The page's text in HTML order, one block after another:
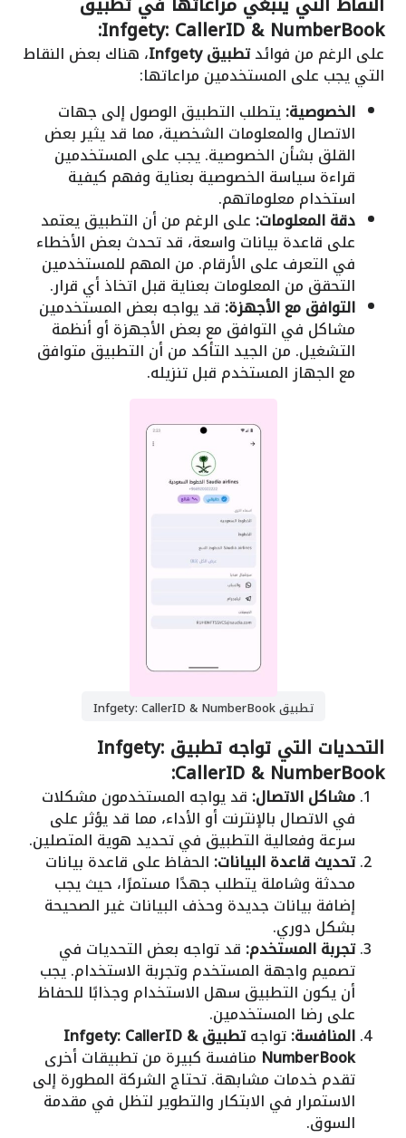
Infgety: CallerID & NumberBook:
على الرغم من فوائدتطبيق Infgety ، هناك بعض النقاط
التي يجب على المستخدمين مراعاتها:
الخصوصية:يتطلب التطبيق الوصول إلى جهات
الاتصال والمعلومات الشخصية، مما قد يثير بعض
القلق بشأن الخصوصية. يجب على المستخدمين
قراءة سياسة الخصوصية بعناية وفهم كيفية
استخدام معلوماتهم.
دقة المعلومات: على الرغم من أن التطبيق يعتمد
على قاعدة بيانات واسعة، قد تحدث بعض الأخطاء
في التعرف على الأرقام. من المهم للمستخدمين
التحقق من المعلومات بعناية قبل اتخاذ أي قرار.
التوافق مع الأجهزة: قد يواجه بعض المستخدمين
مشاكل في التوافق مع بعض الأجهزة أو أنظمة
التشغيل. من الجيد التأكد من أن التطبيق متوافق
مع الجهاز المستخدم قبل تنزيله.
تطبيق Infgety: CallerID & NumberBook
التحديات التي تواجه تطبيق Infgety:
CallerID & NumberBook:
مشاكل الاتصال: قد يواجه المستخدمون مشكلات
في الاتصال بالإنترنت أو الأداء، مما قد يؤثر على
سرعة وفعالية التطبيق في تحديد هوية المتصلين.
تحديث قاعدة البيانات: الحفاظ على قاعدة بيانات
محدثة وشاملة يتطلب جهدًا مستمرًا، حيث يجب
إضافة بيانات جديدة وحذف البيانات غير الصحيحة
بشكل دوري.
تجربة المستخدم: قد تواجه بعض التحديات في
تصميم واجهة المستخدم وتجربة الاستخدام. يجب
أن يكون التطبيق سهل الاستخدام وجذابًا للحفاظ
على رضا المستخدمين.
المنافسة:تواجه تطبيق Infgety: CallerID &
NumberBook منافسة كبيرة من تطبيقات أخرى
تقدم خدمات مشابهة. تحتاج الشركة المطورة إلى
الاستمرار في الابتكار والتطوير لتظل في مقدمة
السوق.